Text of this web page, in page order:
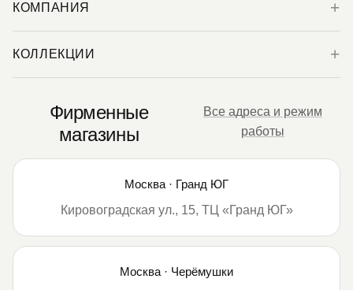
КОМПАНИЯ
КОЛЛЕКЦИИ
Фирменные
магазины
Все адреса и режим
работы
Москва · Гранд ЮГ
Кировоградская ул., 15, ТЦ «Гранд ЮГ»
Москва · Черёмушки